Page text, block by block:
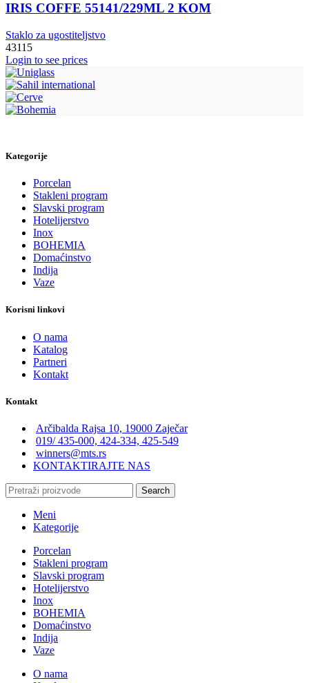
IRIS COFFE 55141/229ML 2 KOM
Staklo za ugostiteljstvo
43115
Login to see prices
Kategorije
Porcelan
Stakleni program
Slavski program
Hotelijerstvo
Inox
BOHEMIA
Domaćinstvo
Indija
Vaze
Korisni linkovi
O nama
Katalog
Partneri
Kontakt
Kontakt
Arčibalda Rajsa 10, 19000 Zaječar
019/ 435-000, 424-334, 425-549
winners@mts.rs
KONTAKTIRAJTE NAS
Search
Meni
Kategorije
Porcelan
Stakleni program
Slavski program
Hotelijerstvo
Inox
BOHEMIA
Domaćinstvo
Indija
Vaze
O nama